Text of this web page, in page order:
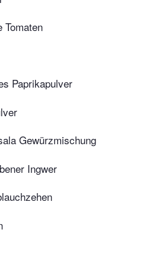
Tomaten
Paprikapulver
Gewürzmischung
Ingwer